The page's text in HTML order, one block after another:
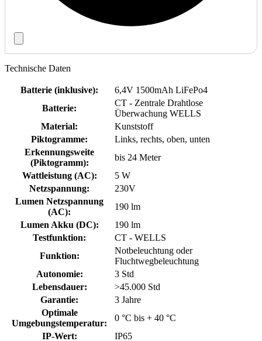
Technische Daten
Batterie (inklusive):
6,4V 1500mAh LiFePo4
Batterie:
CT - Zentrale Drahtlose
Überwachung WELLS
Material:
Kunststoff
Piktogramme:
Links, rechts, oben, unten
Erkennungsweite
(Piktogramm):
bis 24 Meter
Wattleistung (AC):
5 W
Netzspannung:
230V
Lumen Netzspannung
(AC):
190 lm
Lumen Akku (DC):
190 lm
Testfunktion:
CT - WELLS
Funktion:
Notbeleuchtung oder
Fluchtwegbeleuchtung
Autonomie:
3 Std
Lebensdauer:
>45.000 Std
Garantie:
3 Jahre
Optimale
Umgebungstemperatur:
0 °C bis + 40 °C
IP-Wert:
IP65